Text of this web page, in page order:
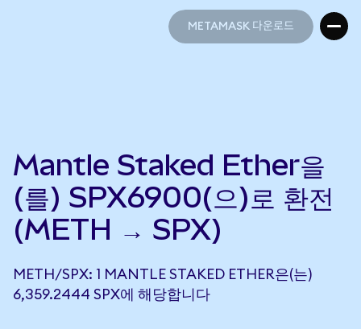
METAMASK 다운로드
Mantle Staked Ether을
(를) SPX6900(으)로 환전
(METH → SPX)
METH/SPX: 1 MANTLE STAKED ETHER은(는)
6,359.2444 SPX에 해당합니다